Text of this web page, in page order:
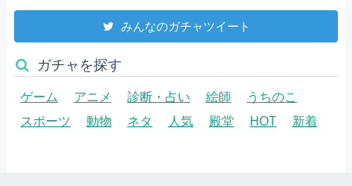
みんなのガチャツイート
ガチャを探す
ゲーム アニメ 診断・占い 絵師
うちのこ
スポーツ
動物 ネタ 人気 殿堂 HOT 新着